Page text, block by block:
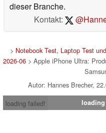
dieser Branche.
Kontakt:
> Notebook Test, Laptop Test
2026-06 > Apple iPhone Ultra:
Autor: Hannes Brecher,
loading failed!